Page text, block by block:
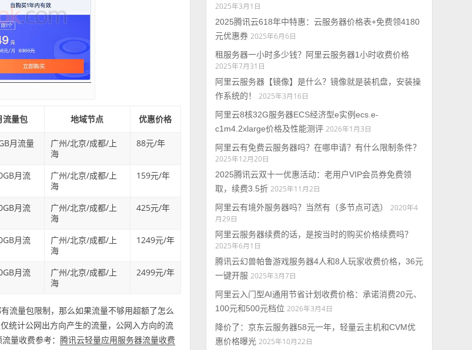
流量包 地域节点 优惠价格
月流量
广州/北京/成都/上
海
88元/年
月流
广州/北京/成都/上
海
159元/年
月流
广州/北京/成都/上
海
425元/年
月流
广州/北京/成都/上
海
1249元/年
月流
广州/北京/成都/上
海
2499元/年
流量包限制，那么如果流量不够用超额了怎么
统计公网出方向产生的流量，公网入方向的流
量收费参考：腾讯云轻量应用服务器流量收费
2025年3月1日
2025腾讯云618年中特惠：云服务器价格表+免费领4180
元优惠券 2025年6月6日
租服务器一小时多少钱？阿里云服务器1小时收费价格
2025年7月31日
阿里云服务器【镜像】是什么？镜像就是装机盘，安装操
作系统的！
2025年3月16日
阿里云8核32G服务器ECS经济型e实例ecs.e-
c1m4.2xlarge价格及性能测评 2026年1月3日
阿里云有免费云服务器吗？在哪申请？有什么限制条件？
2025年12月20日
2025腾讯云双十一优惠活动：老用户VIP会员券免费领
取，续费3.5折 2025年11月2日
阿里云有境外服务器吗？当然有（多节点可选）
2020年4
月29日
阿里云服务器续费的话，是按当时的购买价格续费吗？
2025年6月1日
腾讯云幻兽帕鲁游戏服务器4人和8人玩家收费价格，36元
一键开服 2025年3月7日
阿里云入门型AI通用节省计划收费价格：承诺消费20元、
100元和500元档位 2026年3月4日
降价了：京东云服务器58元一年，轻量云主机和CVM优
惠价格曝光 2025年10月22日